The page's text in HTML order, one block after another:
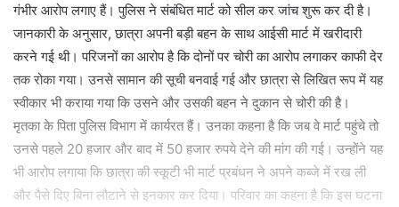
गंभीर आरोप लगाए हैं। पुलिस ने संबंधित मार्ट को सील कर जांच शुरू कर दी है।
जानकारी के अनुसार, छात्रा अपनी बड़ी बहन के साथ आईसी मार्ट में खरीदारी
करने गई थी। परिजनों का आरोप है कि दोनों पर चोरी का आरोप लगाकर काफी देर
तक रोका गया। उनसे सामान की सूची बनवाई गई और छात्रा से लिखित रूप में यह
स्वीकार भी कराया गया कि उसने और उसकी बहन ने दुकान से चोरी की है।
मृतका के पिता पुलिस विभाग में कार्यरत हैं। उनका कहना है कि जब वे मार्ट पहुंचे तो
उनसे पहले 20 हजार और बाद में 50 हजार रुपये देने की मांग की गई। उन्होंने यह
भी आरोप लगाया कि छात्रा की स्कूटी भी मार्ट प्रबंधन ने अपने कब्जे में रख ली
और पैसे दिए बिना लौटाने से इनकार कर दिया। परिवार का कहना है कि इस घटना